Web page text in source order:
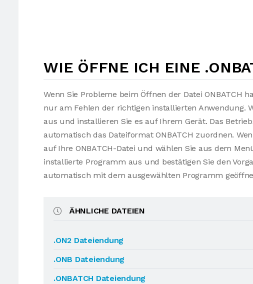
WIE ÖFFNE ICH EINE
Wenn Sie Probleme beim Öffnen der Datei ONBATCH
nur am Fehlen der richtigen installierten Anwendung.
aus und installieren Sie es auf Ihrem Gerät. Das
automatisch das Dateiformat ONBATCH zuordnen.
auf Ihre ONBATCH-Datei und wählen Sie aus dem
installierte Programm aus und bestätigen Sie den
automatisch mit dem ausgewählten Programm
ÄHNLICHE DATEIEN
.ON2 Dateiendung
.ONB Dateiendung
.ONBATCH Dateiendung